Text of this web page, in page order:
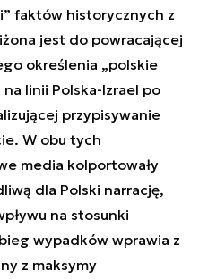
faktów historycznych z
jest do powracającej
określenia „polskie
linii Polska-Izrael po
przypisywanie
W obu tych
media kolportowały
dla Polski narrację,
na stosunki
wypadków wprawia z
z maksymy